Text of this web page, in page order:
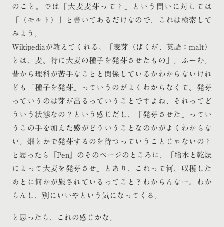
のこと。では「大麦麦芽って？」という問いに対しては
「（モルト）」と書いてあるだけなので、これは検索して
みよう。
Wikipediaが教えてくれる。「麦芽（ばくが、英語：malt）
とは、麦、特に大麦の種子を発芽させたもの」。ふーむ。
昔から理科が苦手なことと関係しているかわからないけれ
ども「種子を発芽」っていうのがよくわからなくて、発芽
っていうのは芽が出るっていうことですよね、それってど
ういう状態なの？という感じだし、「発芽させた」ってい
うこの手を加えた感がどういうことなのかがよくわからな
い。畑とかで発芽するのを待つっていうことじゃないの？
と思ったら『Pen』のそのページのところに、「給水と乾燥
によって大麦を発芽させ」とあり、これって何、収穫した
あとに何かが施されているってこと？わからんなー。わか
らんし、別にいいやという気になってくる。
と思ったら、これの感じかな。